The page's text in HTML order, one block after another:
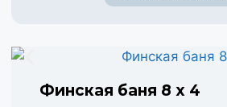
Финская баня 8 х 4